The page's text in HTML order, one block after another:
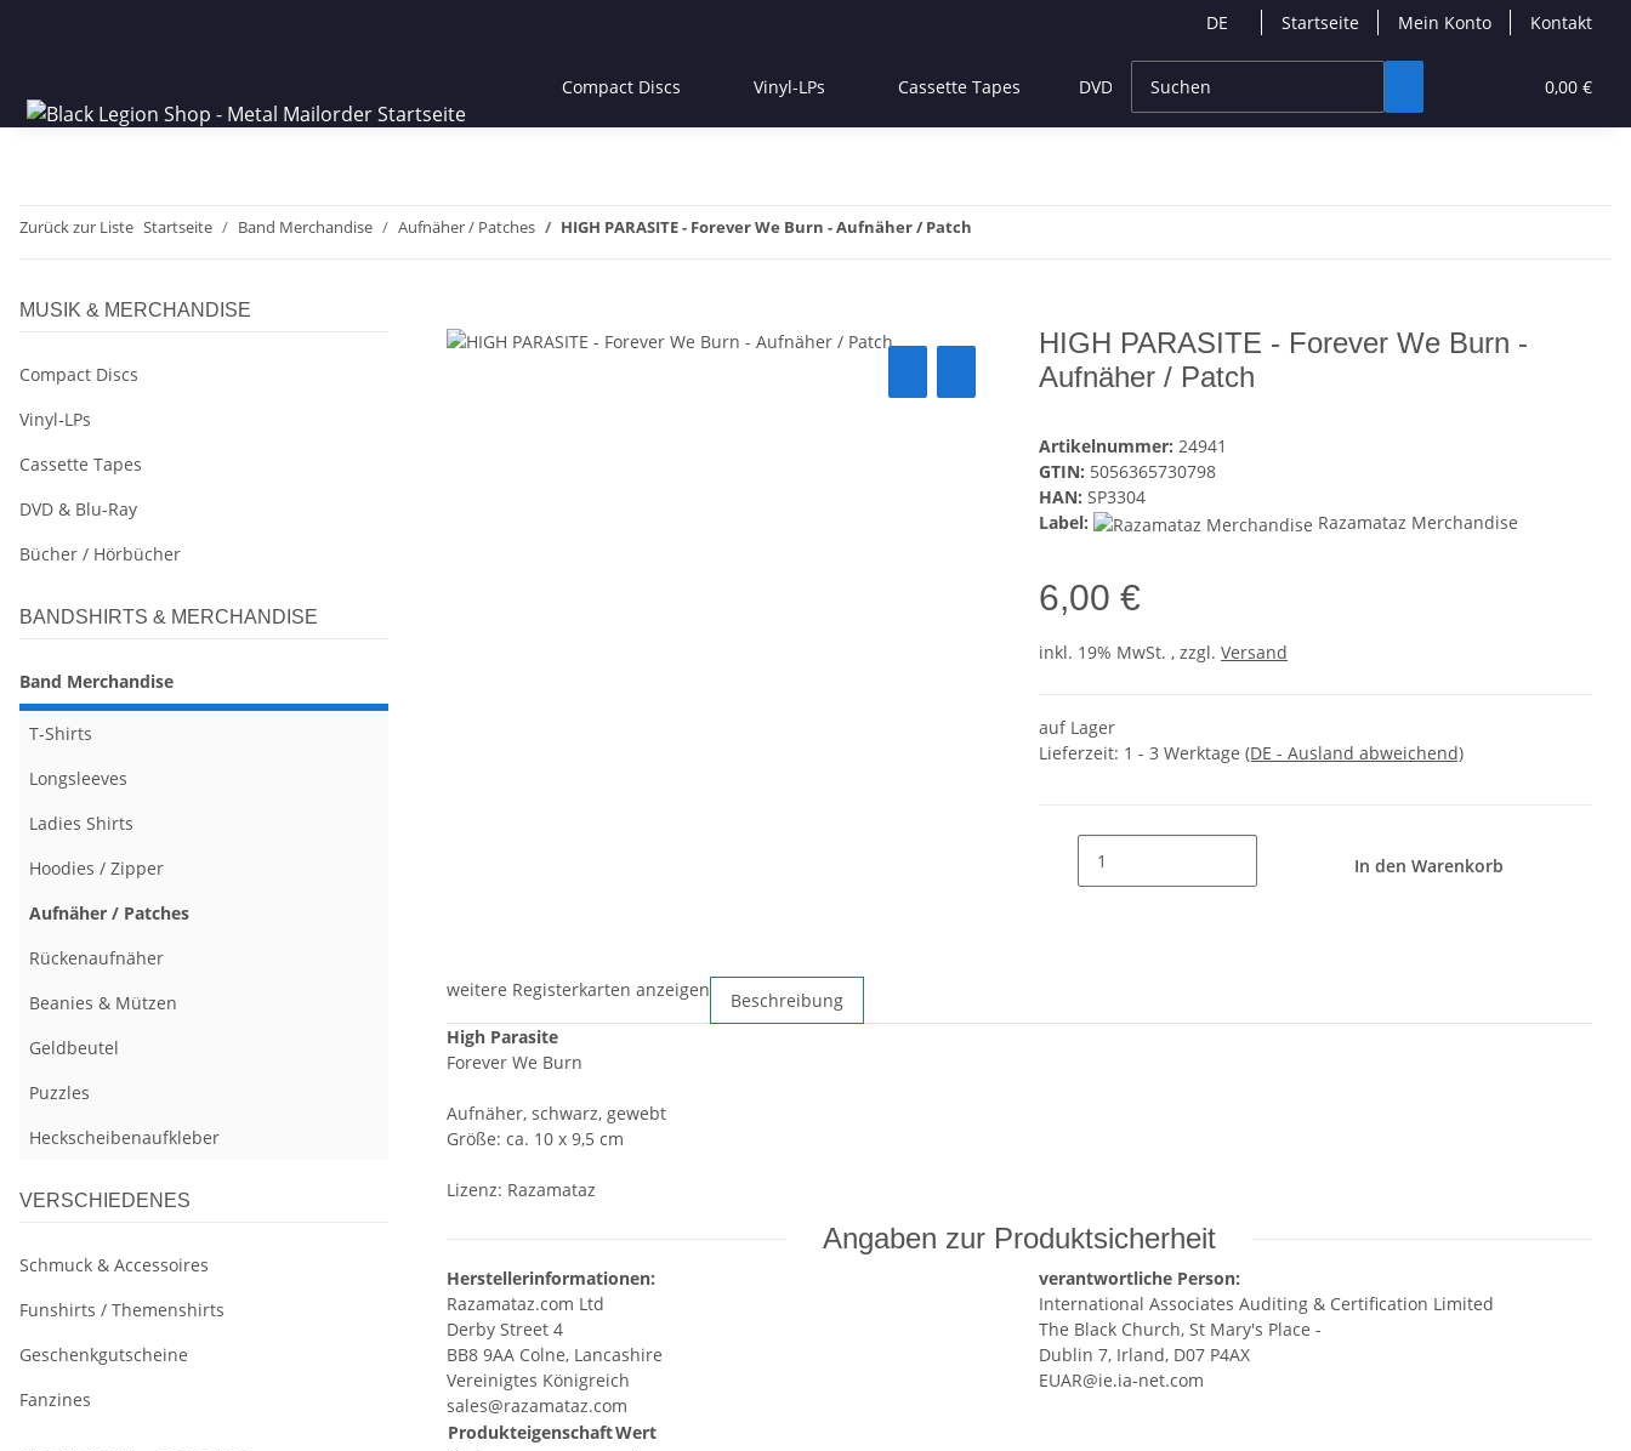
DE Startseite Mein Konto Kontakt
0,00 €
Compact Discs Vinyl-LPs Cassette Tapes DVD & Blu-Ray Schmuck &
Zurück zur Liste Startseite Band Merchandise Aufnäher / Patches HIGH PARASITE - Forever We Burn - Aufnäher / Patch
HIGH PARASITE - Forever We Burn -
Aufnäher / Patch
Artikelnummer: 24941
GTIN: 5056365730798
HAN: SP3304
Label:
Razamataz Merchandise
6,00 €
inkl. 19% MwSt. , zzgl. Versand
auf Lager
Lieferzeit: 1 - 3 Werktage (DE - Ausland abweichend)
In den Warenkorb
weitere Registerkarten anzeigen
Beschreibung
High Parasite
Forever We Burn
Aufnäher, schwarz, gewebt
Größe: ca. 10 x 9,5 cm
Lizenz: Razamataz
Angaben zur Produktsicherheit
Herstellerinformationen:
Razamataz.com Ltd
Derby Street 4
BB8 9AA Colne, Lancashire
Vereinigtes Königreich
sales@razamataz.com
verantwortliche Person:
International Associates Auditing & Certification Limited
The Black Church, St Mary's Place -
Dublin 7, Irland, D07 P4AX
EUAR@ie.ia-net.com
ProdukteigenschaftWert
MUSIK & MERCHANDISE
Compact Discs
Vinyl-LPs
Cassette Tapes
DVD & Blu-Ray
Bücher / Hörbücher
BANDSHIRTS & MERCHANDISE
Band Merchandise
T-Shirts
Longsleeves
Ladies Shirts
Hoodies / Zipper
Aufnäher / Patches
Rückenaufnäher
Beanies & Mützen
Geldbeutel
Puzzles
Heckscheibenaufkleber
VERSCHIEDENES
Schmuck & Accessoires
Funshirts / Themenshirts
Geschenkgutscheine
Fanzines